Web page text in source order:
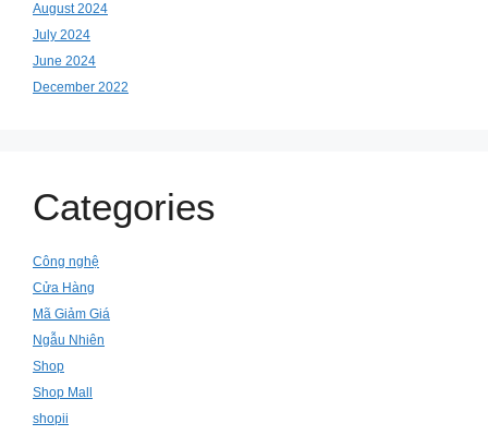
August 2024
July 2024
June 2024
December 2022
Categories
Công nghệ
Cửa Hàng
Mã Giảm Giá
Ngẫu Nhiên
Shop
Shop Mall
shopii